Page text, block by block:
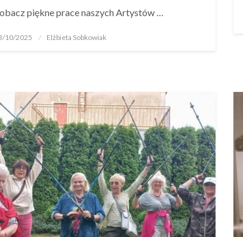
piękne prace naszych Artystów …
10/2025 Elżbieta Sobkowiak